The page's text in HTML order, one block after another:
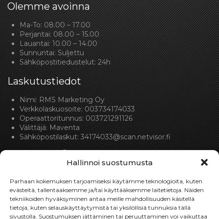
Hallinnoi suostumusta
Parhaan kokemuksen tarjoamiseksi käytämme teknologioita, kuten
evästeitä, tallentaaksemme ja/tai käyttääksemme laitetietoja. Näiden
tekniikoiden hyväksyminen antaa meille mahdollisuuden käsitellä
tietoja, kuten selauskäyttäytymistä tai yksilöllisiä tunnuksia tällä
sivustolla. Suostumuksen jättäminen tai peruuttaminen voi vaikuttaa
Olemme avoinna
Ma-To: 08.00 – 17.00
Perjantai: 08.00 – 15.00
Lauantai: 10.00 – 14.00
Sunnuntai: Suljettu
Sähköpostitiedustelut: 24h
Laskutustiedot
Nimi: RMS Marketing Oy
Verkkolaskuosoite: 003734174033
Operaattoritunnus: 003721291126
Välittäjä: Maventa
Sähköpostilaskut:34174033@scan.netvisor.fi
Toimitukset